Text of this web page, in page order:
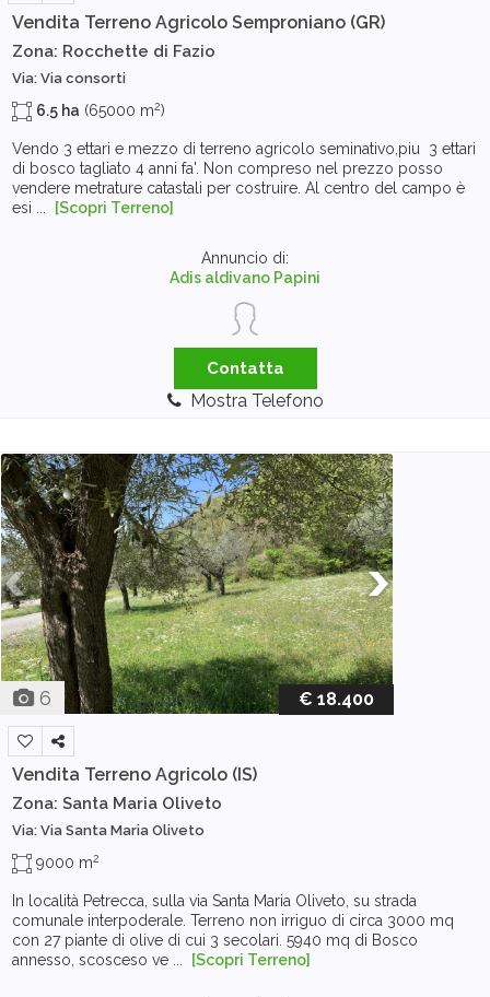
Vendita Terreno Agricolo Semproniano (GR)
Zona: Rocchette di Fazio
Via: Via consorti
6.5 ha (65000 m2)
Vendo 3 ettari e mezzo di terreno agricolo seminativo,piu 3 ettari
di bosco tagliato 4 anni fa'. Non compreso nel prezzo posso
vendere metrature catastali per costruire. Al centro del campo è
esi ...
[Scopri Terreno]
Annuncio di:
Adis aldivano Papini
Contatta
Mostra Telefono
6 € 18.400
Vendita Terreno Agricolo (IS)
Zona: Santa Maria Oliveto
Via: Via Santa Maria Oliveto
9000 m2
In località Petrecca, sulla via Santa Maria Oliveto, su strada
comunale interpoderale. Terreno non irriguo di circa 3000 mq
con 27 piante di olive di cui 3 secolari. 5940 mq di Bosco
annesso, scosceso ve ...
[Scopri Terreno]